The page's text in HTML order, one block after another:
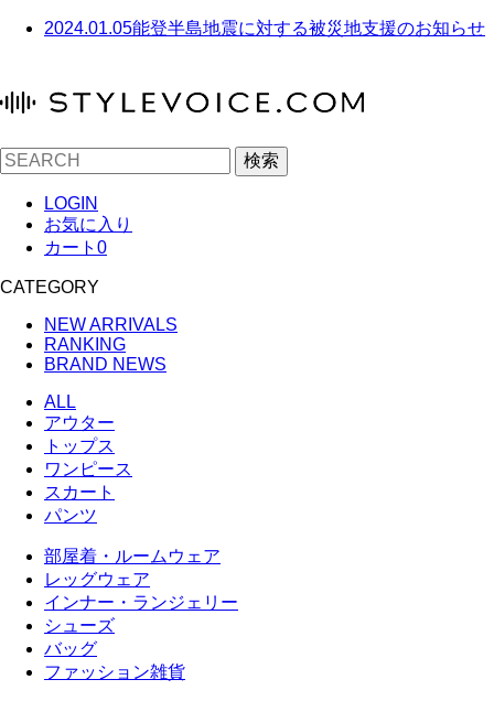
2024.01.05能登半島地震に対する被災地支援のお知らせ
検索
LOGIN
お気に入り
カート 0
CATEGORY
NEW ARRIVALS
RANKING
BRAND NEWS
ALL
アウター
トップス
ワンピース
スカート
パンツ
部屋着・ルームウェア
レッグウェア
インナー・ランジェリー
シューズ
バッグ
ファッション雑貨